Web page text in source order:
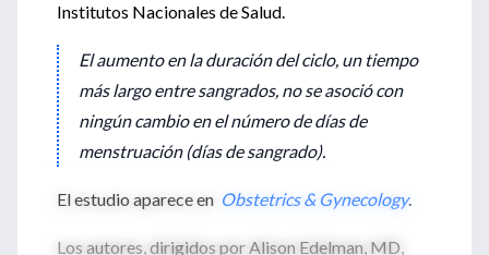
Institutos Nacionales de Salud.
El aumento en la duración del ciclo, un tiempo
más largo entre sangrados, no se asoció con
ningún cambio en el número de días de
menstruación (días de sangrado).
El estudio aparece en Obstetrics & Gynecology.
Los autores, dirigidos por Alison Edelman, MD,